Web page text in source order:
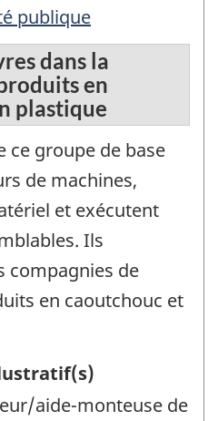
publique
dans la
en
plastique
ce groupe de base
de machines,
et exécutent
Ils
compagnies de
en caoutchouc et
aide-monteuse de